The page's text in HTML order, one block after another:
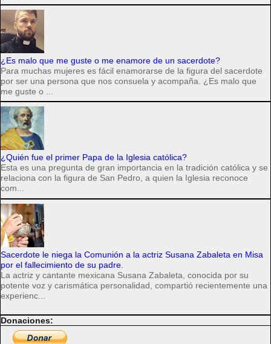
¿Es malo que me guste o me enamore de un sacerdote?
Para muchas mujeres es fácil enamorarse de la figura del sacerdote
por ser una persona que nos consuela y acompaña. ¿Es malo que
me guste o ...
¿Quién fue el primer Papa de la Iglesia católica?
Esta es una pregunta de gran importancia en la tradición católica y se
relaciona con la figura de San Pedro, a quien la Iglesia reconoce
com...
Sacerdote le niega la Comunión a la actriz Susana Zabaleta en Misa
por el fallecimiento de su padre.
La actriz y cantante mexicana Susana Zabaleta, conocida por su
potente voz y carismática personalidad, compartió recientemente una
experienc...
Donaciones: